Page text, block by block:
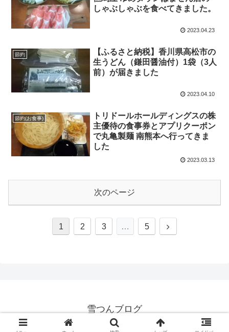
しゃぶしゃぶを食べてきました。
2023.04.23
節約
【ふるさと納税】香川県高松市の
生うどん（鎌田醤油付）1袋（3人
前）が届きました
2023.04.10
節約(お食事)
トリドールホールディングスの株
主優待の食事券とアプリクーポン
で丸亀製麺 南熊本へ行ってきま
した
2023.03.13
次のページ
1 2 3 … 5
次
雪つんブログ
© 2020 雪つんブログ.